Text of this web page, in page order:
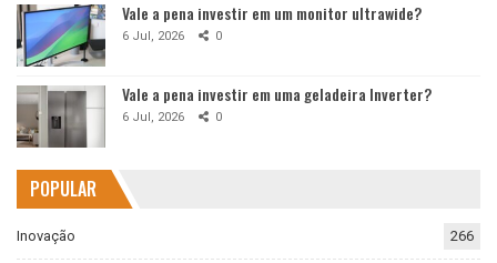
Vale a pena investir em um monitor ultrawide?
6 Jul, 2026 0
Vale a pena investir em uma geladeira Inverter?
6 Jul, 2026 0
POPULAR
Inovação 266